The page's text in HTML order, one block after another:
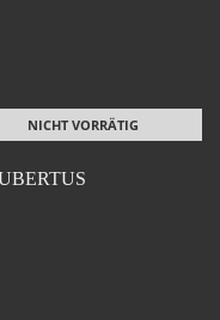
NICHT VORRÄTIG